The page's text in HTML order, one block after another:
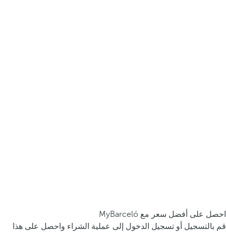
احصل على أفضل سعر مع MyBarceló
قم بالتسجيل أو تسجيل الدخول إلى عملية الشراء واحصل على هذا